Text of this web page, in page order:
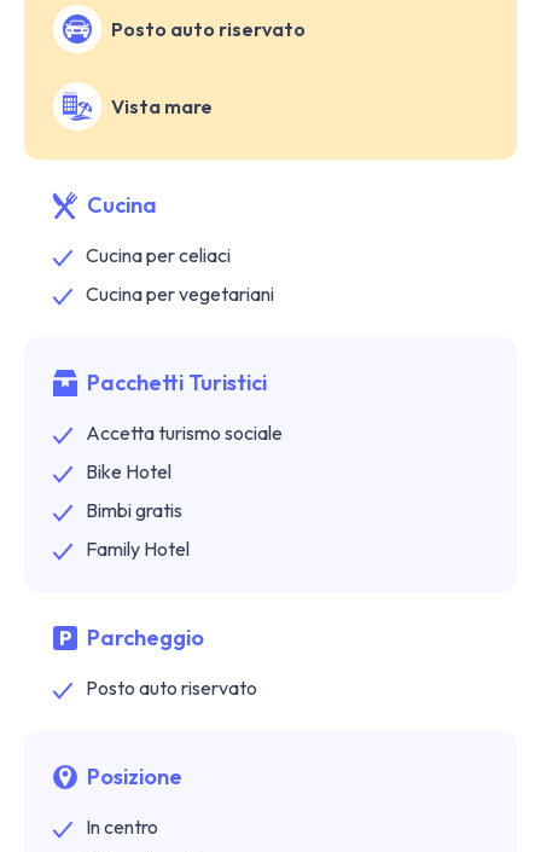
Posto auto riservato
Vista mare
Cucina
Cucina per celiaci
Cucina per vegetariani
Pacchetti Turistici
Accetta turismo sociale
Bike Hotel
Bimbi gratis
Family Hotel
Parcheggio
Posto auto riservato
Posizione
In centro